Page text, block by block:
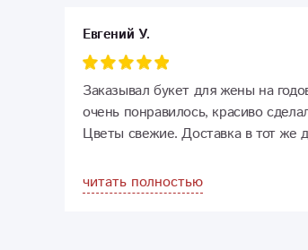
Евгений У.
Заказывал букет для жены на
очень понравилось, красиво
Цветы свежие. Доставка в тот же
без проблем поменяли — гибкие.
связи: ватсап. телефон. е-мейл. все
читать полностью